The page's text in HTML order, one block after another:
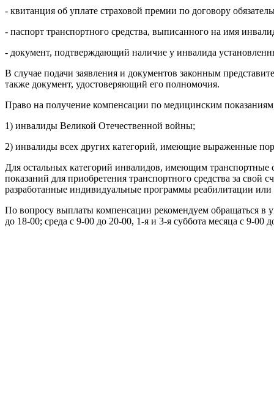
- квитанция об уплате страховой премии по договору
- паспорт транспортного средства, выписанного на имя
- документ, подтверждающий наличие у инвалида
В случае подачи заявления и документов законным
также документ, удостоверяющий его полномочия.
Право на получение компенсации по медицинским
1) инвалиды Великой Отечественной войны;
2) инвалиды всех других категорий, имеющие выраженные
Для остальных категорий инвалидов, имеющим транспортные
показаний для приобретения транспортного средства за
разработанные индивидуальные программы реабилитации
По вопросу выплаты компенсации рекомендуем обращаться в
до 18-00; среда с 9-00 до 20-00, 1-я и 3-я суббота месяца с 9-00